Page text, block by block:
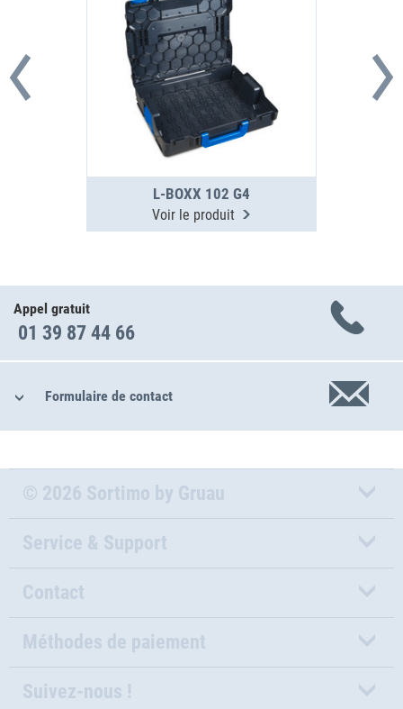
L-BOXX 102 G4
Voir le produit
Appel gratuit
01 39 87 44 66
Formulaire de contact
© 2026 Sortimo by Gruau
Service & Support
Contact
Méthodes de paiement
Suivez-nous !